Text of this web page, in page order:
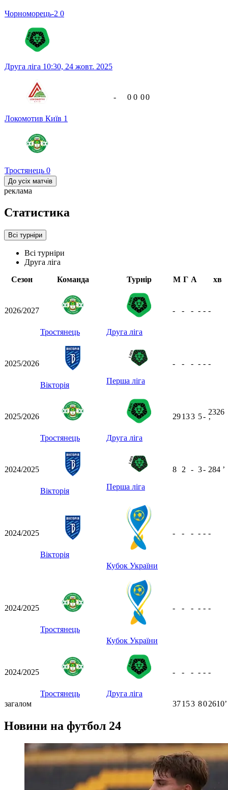
Чорноморець-2 0
Друга ліга 10:30, 24 жовт. 2025
Локомотив Київ 1
Тростянець 0
- 0 0 00
До усіх матчів
реклама
Статистика
Всі турніри
Всі турніри
Друга ліга
Сезон
Команда Турнір М Г А хв
2026/2027
Тростянець Друга ліга
- - - - - -
2025/2026
Вікторія Перша ліга
- - - - - -
2025/2026
Тростянець Друга ліга
29133 5-
2326
ʼ
2024/2025
Вікторія Перша ліга
8 2 - 3- 284 ʼ
2024/2025
Вікторія
Кубок України
- - - - - -
2024/2025
Тростянець
Кубок України
- - - - - -
2024/2025
Тростянець Друга ліга
- - - - - -
загалом 37153 802610ʼ
Новини на футбол 24